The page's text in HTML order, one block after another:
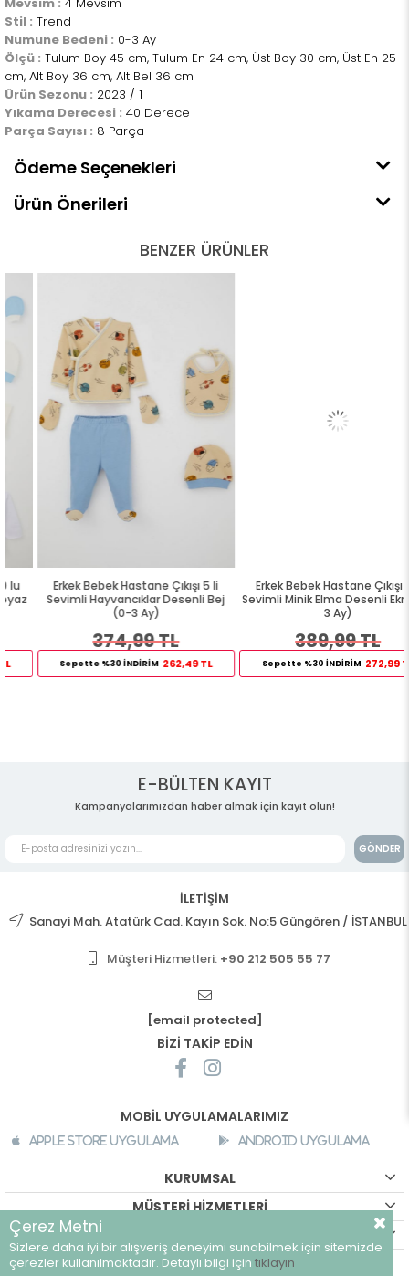
Mevsim : 4 Mevsim
Stil : Trend
Numune Bedeni : 0-3 Ay
Ölçü : Tulum Boy 45 cm, Tulum En 24 cm, Üst Boy 30 cm, Üst En 25
cm, Alt Boy 36 cm, Alt Bel 36 cm
Ürün Sezonu : 2023 / 1
Yıkama Derecesi : 40 Derece
Parça Sayısı : 8 Parça
Ödeme Seçenekleri
Ürün Önerileri
BENZER ÜRÜNLER
Erkek Bebek Hastane Çıkışı 5 li
Sevimli Hayvancıklar Desenli Bej
(0-3 Ay)
374,99 TL
Sepette %30 İNDİRİM 262,49 TL
Erkek Bebek Hastane Çıkışı 5 li
Sevimli Minik Elma Desenli Ekru (0-
389,99 TL
Sepette %30 İNDİRİM 272,99 TL
E-BÜLTEN KAYIT
Kampanyalarımızdan haber almak için kayıt olun!
GÖNDER
İLETİŞİM
Sanayi Mah. Atatürk Cad. Kayın Sok. No:5 Güngören / İSTANBUL
Müşteri Hizmetleri: +90 212 505 55 77
[email protected]
BİZİ TAKİP EDİN
MOBİL UYGULAMALARIMIZ
Apple Store Uygulama Android Uygulama
KURUMSAL
MÜŞTERİ HİZMETLERİ
©breeze.com.tr - Tüm hakları saklıdır.
Çerez Metni
Sizlere daha iyi bir alışveriş deneyimi sunabilmek için sitemizde
çerezler kullanılmaktadır. Detaylı bilgi için tıklayın